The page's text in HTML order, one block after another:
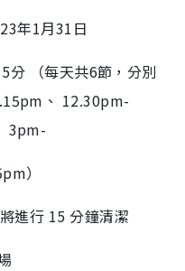
年1月31 日
分 （每天共6節，分別
、 12.30pm-
3pm-
）
進行 15分鐘清潔